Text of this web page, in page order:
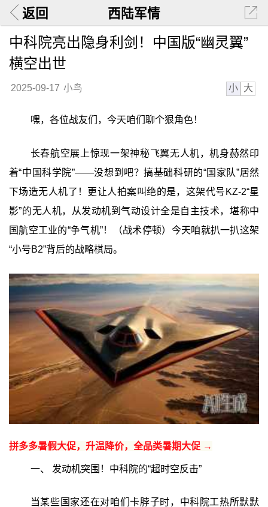
返回 西陆军情
中科院亮出隐身利剑！中国版“幽灵翼”
横空出世
2025-09-17 小鸟 小 大
嘿，各位战友们，今天咱们聊个狠角色！
长春航空展上惊现一架神秘飞翼无人机，机身赫然印
着“中国科学院”——没想到吧？搞基础科研的“国家队”居然
下场造无人机了！更让人拍案叫绝的是，这架代号KZ-2“星
影”的无人机，从发动机到气动设计全是自主技术，堪称中
国航空工业的“争气机”！（战术停顿）今天咱就扒一扒这架
“小号B2”背后的战略棋局。
拼多多暑假大促，升温降价，全品类暑期大促 →
一、 发动机突围！中科院的“超时空反击”
当某些国家还在对咱们卡脖子时，中科院工热所默默